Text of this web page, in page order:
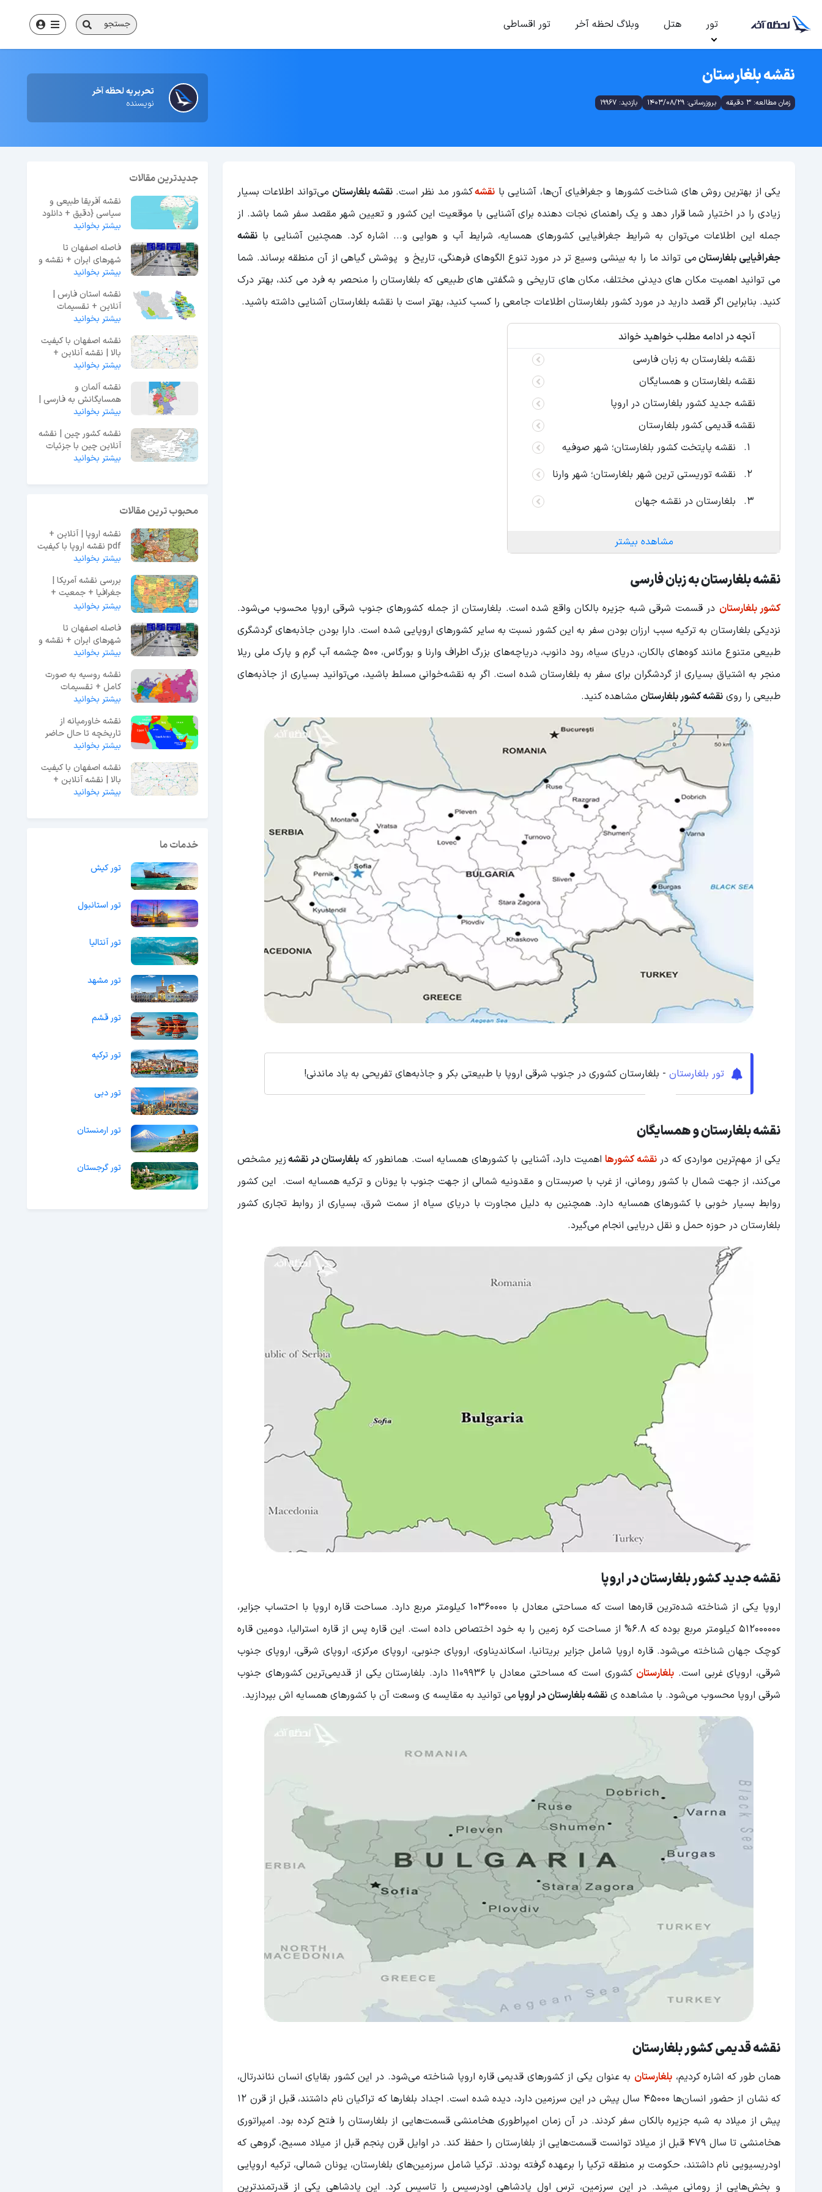
تور هتل وبلاگ لحظه آخر تور اقساطی جستجو
نقشه بلغارستان
زمان مطالعه: 3 دقیقه بروزرسانی: 1403/08/29 بازدید: 19967
تحریریه لحظه آخر
نویسنده
یکی از بهترین روش های شناخت کشورها و جغرافیای آن‌ها، آشنایی با نقشهکشور مد نظر است.نقشه بلغارستان می‌تواند اطلاعات بسیار
زیادی را در اختیار شما قرار دهد و یک راهنمای نجات دهنده برای آشنایی با موقعیت این کشور و تعیین شهر مقصد سفر شما باشد. از
جمله این اطلاعات می‌توان به شرایط جغرافیایی کشورهای همسایه، شرایط آب و هوایی و... اشاره کرد. همچنین آشنایی با نقشه
جغرافیایی بلغارستان می تواند ما را به بینشی وسیع تر در مورد تنوع الگوهای فرهنگی، تاریخ و پوشش گیاهی از آن منطقه برساند. شما
می توانید اهمیت مکان های دیدنی مختلف، مکان های تاریخی و شگفتی های طبیعی که بلغارستان را منحصر به فرد می کند، بهتر درک
کنید. بنابراین اگر قصد دارید در مورد کشور بلغارستان اطلاعات جامعی را کسب کنید، بهتر است با نقشه بلغارستان آشنایی داشته باشید.
آنچه در ادامه مطلب خواهید خواند
نقشه بلغارستان به زبان فارسی
نقشه بلغارستان و همسایگان
نقشه جدید کشور بلغارستان در اروپا
نقشه قدیمی کشور بلغارستان
نقشه پایتخت کشور بلغارستان؛ شهر صوفیه
نقشه توریستی ترین شهر بلغارستان؛ شهر وارنا
بلغارستان در نقشه جهان
مشاهده بیشتر
نقشه بلغارستان به زبان فارسی
کشور بلغارستان در قسمت شرقی شبه جزیره بالکان واقع شده است. بلغارستان از جمله کشورهای جنوب شرقی اروپا محسوب می‌شود.
نزدیکی بلغارستان به ترکیه سبب ارزان بودن سفر به این کشور نسبت به سایر کشورهای اروپایی شده است. دارا بودن جاذبه‌های گردشگری
طبیعی متنوع مانند کوه‌های بالکان، دریای سیاه، رود دانوب، دریاچه‌های بزرگ اطراف وارنا و بورگاس، 500 چشمه آب گرم و پارک ملی ریلا
منجر به اشتیاق بسیاری از گردشگران برای سفر به بلغارستان شده است. اگر به نقشه‌خوانی مسلط باشید، می‌توانید بسیاری از جاذبه‌های
طبیعی را روی نقشه کشور بلغارستان مشاهده کنید.
تور بلغارستان - بلغارستان کشوری در جنوب شرقی اروپا با طبیعتی بکر و جاذبه‌های تفریحی به یاد ماندنی!
نقشه بلغارستان و همسایگان
یکی از مهم‌ترین مواردی که درنقشه کشورهااهمیت دارد، آشنایی با کشورهای همسایه است. همانطور که بلغارستان در نقشهزیر مشخص
می‌کند، از جهت شمال با کشور رومانی، از غرب با صربستان و مقدونیه شمالی از جهت جنوب با یونان و ترکیه همسایه است. این کشور
روابط بسیار خوبی با کشورهای همسایه دارد. همچنین به دلیل مجاورت با دریای سیاه از سمت شرق، بسیاری از روابط تجاری کشور
بلغارستان در حوزه حمل و نقل دریایی انجام می‌گیرد.
نقشه جدید کشور بلغارستان در اروپا
اروپا یکی از شناخته شده‌ترین قاره‌ها است که مساحتی معادل با 10360000 کیلومتر مربع دارد. مساحت قاره اروپا با احتساب جزایر،
512000000 کیلومتر مربع بوده که 6.8% از مساحت کره زمین را به خود اختصاص داده است. این قاره پس از قاره استرالیا، دومین قاره
کوچک جهان شناخته می‌شود. قاره اروپا شامل جزایر بریتانیا، اسکاندیناوی، اروپای جنوبی، اروپای مرکزی، اروپای شرقی، اروپای جنوب
شرقی، اروپای غربی است. بلغارستان
کشوری است که مساحتی معادل با 1109936 دارد. بلغارستان یکی از قدیمی‌ترین کشورهای جنوب
شرقی اروپا محسوب می‌شود. با مشاهده ی نقشه بلغارستان در اروپامی توانید به مقایسه ی وسعت آن با کشورهای همسایه اش بپردازید.
نقشه قدیمی کشور بلغارستان
همان طور که اشاره کردیم،بلغارستان به عنوان یکی از کشورهای قدیمی قاره اروپا شناخته می‌شود. در این کشور بقایای انسان نئاندرتال،
که نشان از حضور انسان‌ها 45000 سال پیش در این سرزمین دارد، دیده شده است. اجداد بلغارها که تراکیان نام داشتند، قبل از قرن 12
پیش از میلاد به شبه جزیره بالکان سفر کردند. در آن زمان امپراطوری هخامنشی قسمت‌هایی از بلغارستان را فتح کرده بود. امپراتوری
هخامنشی تا سال 479 قبل از میلاد توانست قسمت‌هایی از بلغارستان را حفظ کند. در اوایل قرن پنجم قبل از میلاد مسیح، گروهی که
اودریسیویی نام داشتند، حکومت بر منطقه ترکیا را برعهده گرفته بودند. ترکیا شامل سرزمین‌های بلغارستان، یونان شمالی، ترکیه اروپایی
و بخش‌هایی از رومانی میشد. در این سرزمین، ترس اول پادشاهی اودرسیس را تاسیس کرد. این پادشاهی یکی از قدرتمندترین
جدیدترین مقالات
نقشه آفریقا طبیعی و
سیاسی {دقیق + دانلود
عکس کیفیت بالا}
بیشتر بخوانید
فاصله اصفهان تا
شهرهای ایران + نقشه و
عکس
بیشتر بخوانید
نقشه استان فارس |
آنلاین + تقسیمات
کشوری + دانلود عکس
بیشتر بخوانید
نقشه اصفهان با کیفیت
بالا | نقشه آنلاین +
دانلود
بیشتر بخوانید
نقشه آلمان و
همسایگانش به فارسی |
اطلاعات جامع + عکس
بیشتر بخوانید
نقشه کشور چین | نقشه
آنلاین چین با جزئیات
دقیق
بیشتر بخوانید
محبوب ترین مقالات
نقشه اروپا | آنلاین +
pdf نقشه اروپا با کیفیت
بیشتر بخوانید
بررسی نقشه آمریکا |
جغرافیا + جمعیت +
دانلود نقشه
بیشتر بخوانید
فاصله اصفهان تا
شهرهای ایران + نقشه و
عکس
بیشتر بخوانید
نقشه روسیه به صورت
کامل + تقسیمات
کشوری آن
بیشتر بخوانید
نقشه خاورمیانه از
تاریخچه تا حال حاضر
[با کیفیت بالا]
بیشتر بخوانید
نقشه اصفهان با کیفیت
بالا | نقشه آنلاین +
دانلود
بیشتر بخوانید
خدمات ما
تور کیش
تور استانبول
تور آنتالیا
تور مشهد
تور قشم
تور ترکیه
تور دبی
تور ارمنستان
تور گرجستان